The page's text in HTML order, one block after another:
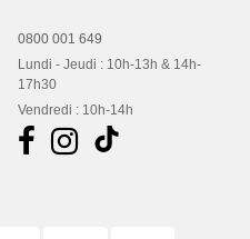
0800 001 649
Lundi - Jeudi : 10h-13h & 14h-
17h30
Vendredi : 10h-14h